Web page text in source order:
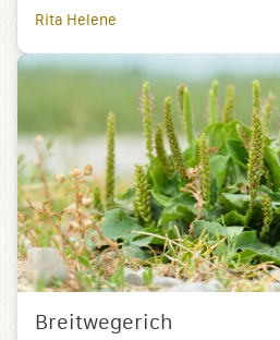
Rita Helene
Breitwegerich